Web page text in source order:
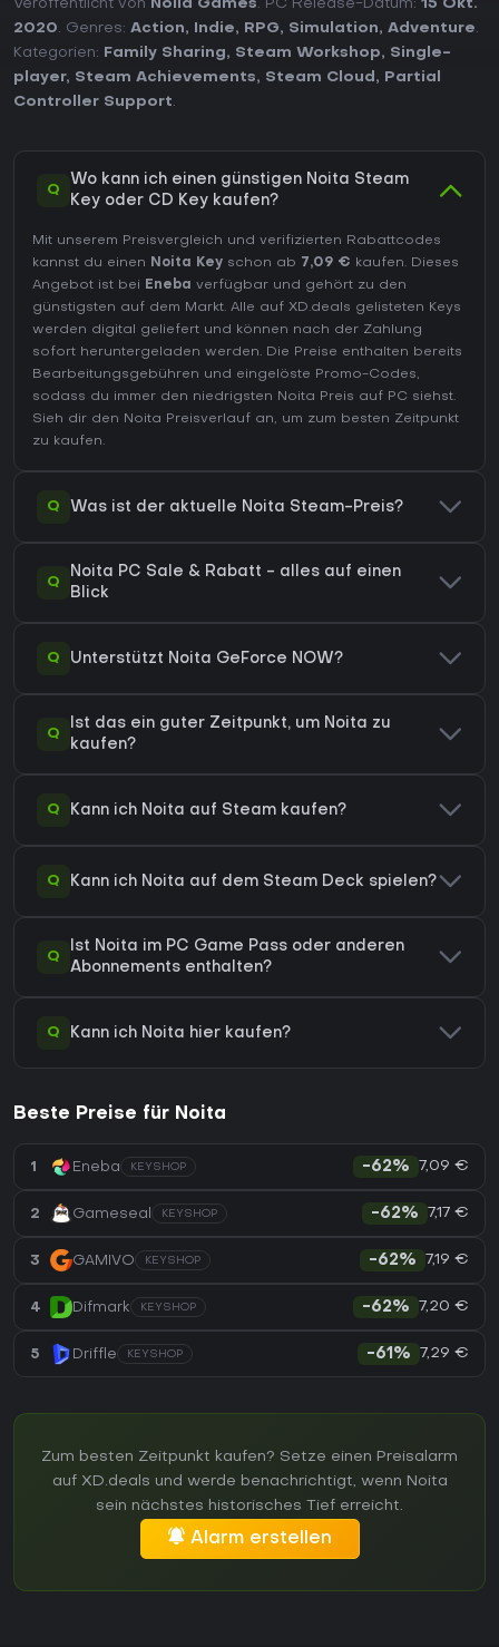
Veröffentlicht von Nolla Games. PC Release-Datum: 15 Okt.
2020. Genres: Action, Indie, RPG, Simulation, Adventure.
Kategorien:
Family Sharing, Steam Workshop, Single-
player, Steam Achievements, Steam Cloud ,
Partial
Controller Support.
Q
Wo kann ich einen günstigen Noita Steam
Key oder CD Key kaufen?
Mit unserem Preisvergleich und verifizierten Rabattcodes
kannst du einen
Noita Key schon ab 7,09 € kaufen. Dieses
Angebot ist bei Eneba verfügbar und gehört zu den
günstigsten auf dem Markt. Alle auf XD.deals gelisteten Keys
werden digital geliefert und können nach der Zahlung
sofort heruntergeladen werden. Die Preise enthalten bereits
Bearbeitungsgebühren und eingelöste Promo-Codes,
sodass du immer den niedrigsten Noita Preis auf PC siehst.
Sieh dir den Noita Preisverlauf an, um zum besten Zeitpunkt
zu kaufen.
Q Was ist der aktuelle Noita Steam-Preis?
Q
Noita PC Sale & Rabatt - alles auf einen
Blick
Q Unterstützt Noita GeForce NOW?
Q
Ist das ein guter Zeitpunkt, um Noita zu
kaufen?
Q Kann ich Noita auf Steam kaufen?
Q Kann ich Noita auf dem Steam Deck spielen?
Q
Ist Noita im PC Game Pass oder anderen
Abonnements enthalten?
Q Kann ich Noita hier kaufen?
Beste Preise für Noita
1 Eneba KEYSHOP -62% 7,09 €
2 Gameseal KEYSHOP -62% 7,17 €
3 GAMIVO KEYSHOP -62% 7,19 €
4 Difmark KEYSHOP -62% 7,20 €
5 Driffle KEYSHOP -61% 7,29 €
Zum besten Zeitpunkt kaufen? Setze einen Preisalarm
auf XD.deals und werde benachrichtigt, wenn Noita
sein nächstes historisches Tief erreicht.
Alarm erstellen